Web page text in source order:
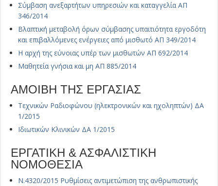
Σύμβαση ανεξαρτήτων υπηρεσιών και καταγγελία ΑΠ
346/2014
Βλαπτική μεταβολή όρων σύμβασης υπαιτιότητα εργοδότη
και επιβαλλόμενες ενέργειες από μισθωτό ΑΠ 349/2014
Η αρχή της εύνοιας υπέρ των μισθωτών ΑΠ 692/2014
Μαθητεία γνήσια και μη ΑΠ 885/2014
ΑΜΟΙΒΗ ΤΗΣ ΕΡΓΑΣΙΑΣ
Τεχνικών Ραδιοφώνου (ηλεκτρονικών και ηχοληπτών) ΔΑ
1/2015
Ιδιωτικών Κλινικών ΔΑ 1/2015
ΕΡΓΑΤΙΚΗ & ΑΣΦΑΛΙΣΤΙΚΗ
ΝΟΜΟΘΕΣΙΑ
Ν.4320/2015 Ρυθμίσεις αντιμετώπιση της ανθρωπιστικής